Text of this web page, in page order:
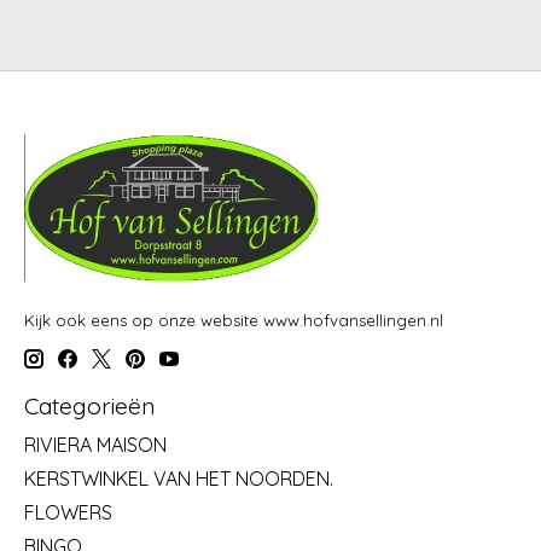
Kijk ook eens op onze website www.hofvansellingen.nl
Categorieën
RIVIERA MAISON
KERSTWINKEL VAN HET NOORDEN.
FLOWERS
BINGO